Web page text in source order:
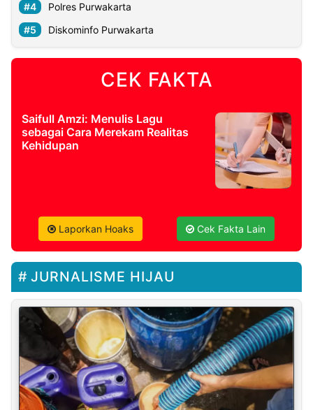
Polres Purwakarta
Diskominfo Purwakarta
CEK FAKTA
Saifull Amzi: Menulis Lagu
sebagai Cara Merekam Realitas
Kehidupan
Laporkan Hoaks Cek Fakta Lain
JURNALISME HIJAU